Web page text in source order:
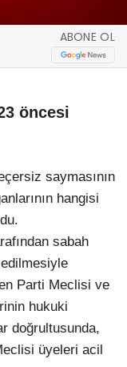
ABONE OL
öncesi
saymasının
hangisi
sabah
Parti Meclisi ve
hukuki
doğrultusunda,
üyeleri acil